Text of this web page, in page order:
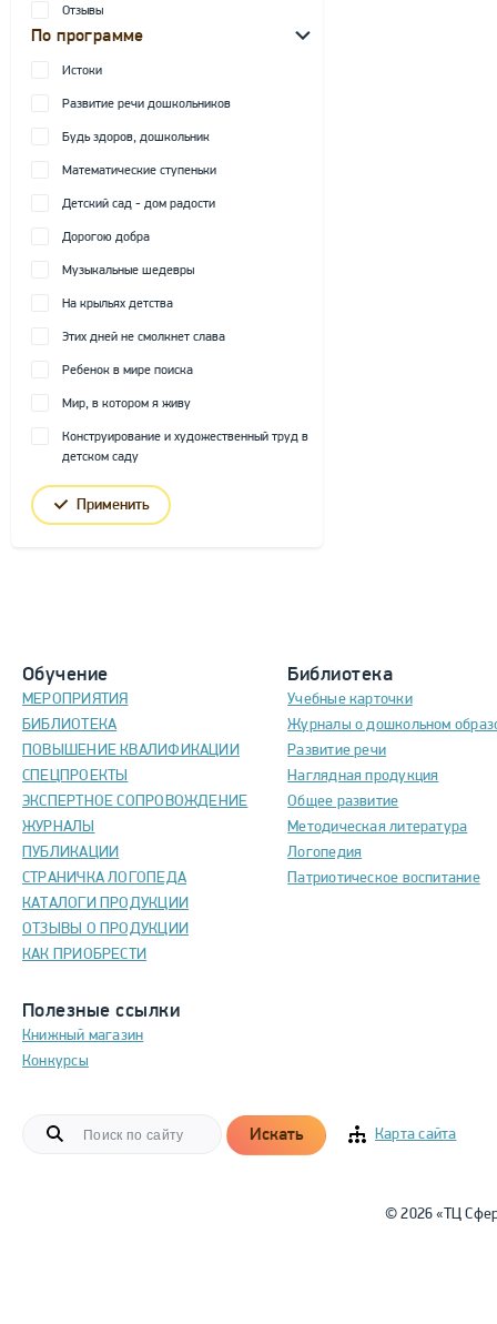
Отзывы
По программе
Истоки
Развитие речи дошкольников
Будь здоров, дошкольник
Математические ступеньки
Детский сад - дом радости
Дорогою добра
Музыкальные шедевры
На крыльях детства
Этих дней не смолкнет слава
Ребенок в мире поиска
Мир, в котором я живу
Конструирование и художественный труд в
детском саду
Применить
Обучение
МЕРОПРИЯТИЯ
БИБЛИОТЕКА
ПОВЫШЕНИЕ КВАЛИФИКАЦИИ
СПЕЦПРОЕКТЫ
ЭКСПЕРТНОЕ СОПРОВОЖДЕНИЕ
ЖУРНАЛЫ
ПУБЛИКАЦИИ
СТРАНИЧКА ЛОГОПЕДА
КАТАЛОГИ ПРОДУКЦИИ
ОТЗЫВЫ О ПРОДУКЦИИ
КАК ПРИОБРЕСТИ
Полезные ссылки
Книжный магазин
Конкурсы
Библиотека
Учебные карточки
Журналы о дошкольном
Развитие речи
Наглядная продукция
Общее развитие
Методическая литература
Логопедия
Патриотическое воспитание
Искать Карта сайта
© 2026 «ТЦ